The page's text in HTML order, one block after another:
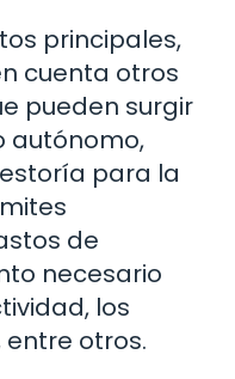
principales,
cuenta otros
pueden surgir
autónomo,
para la
de
necesario
los
otros.